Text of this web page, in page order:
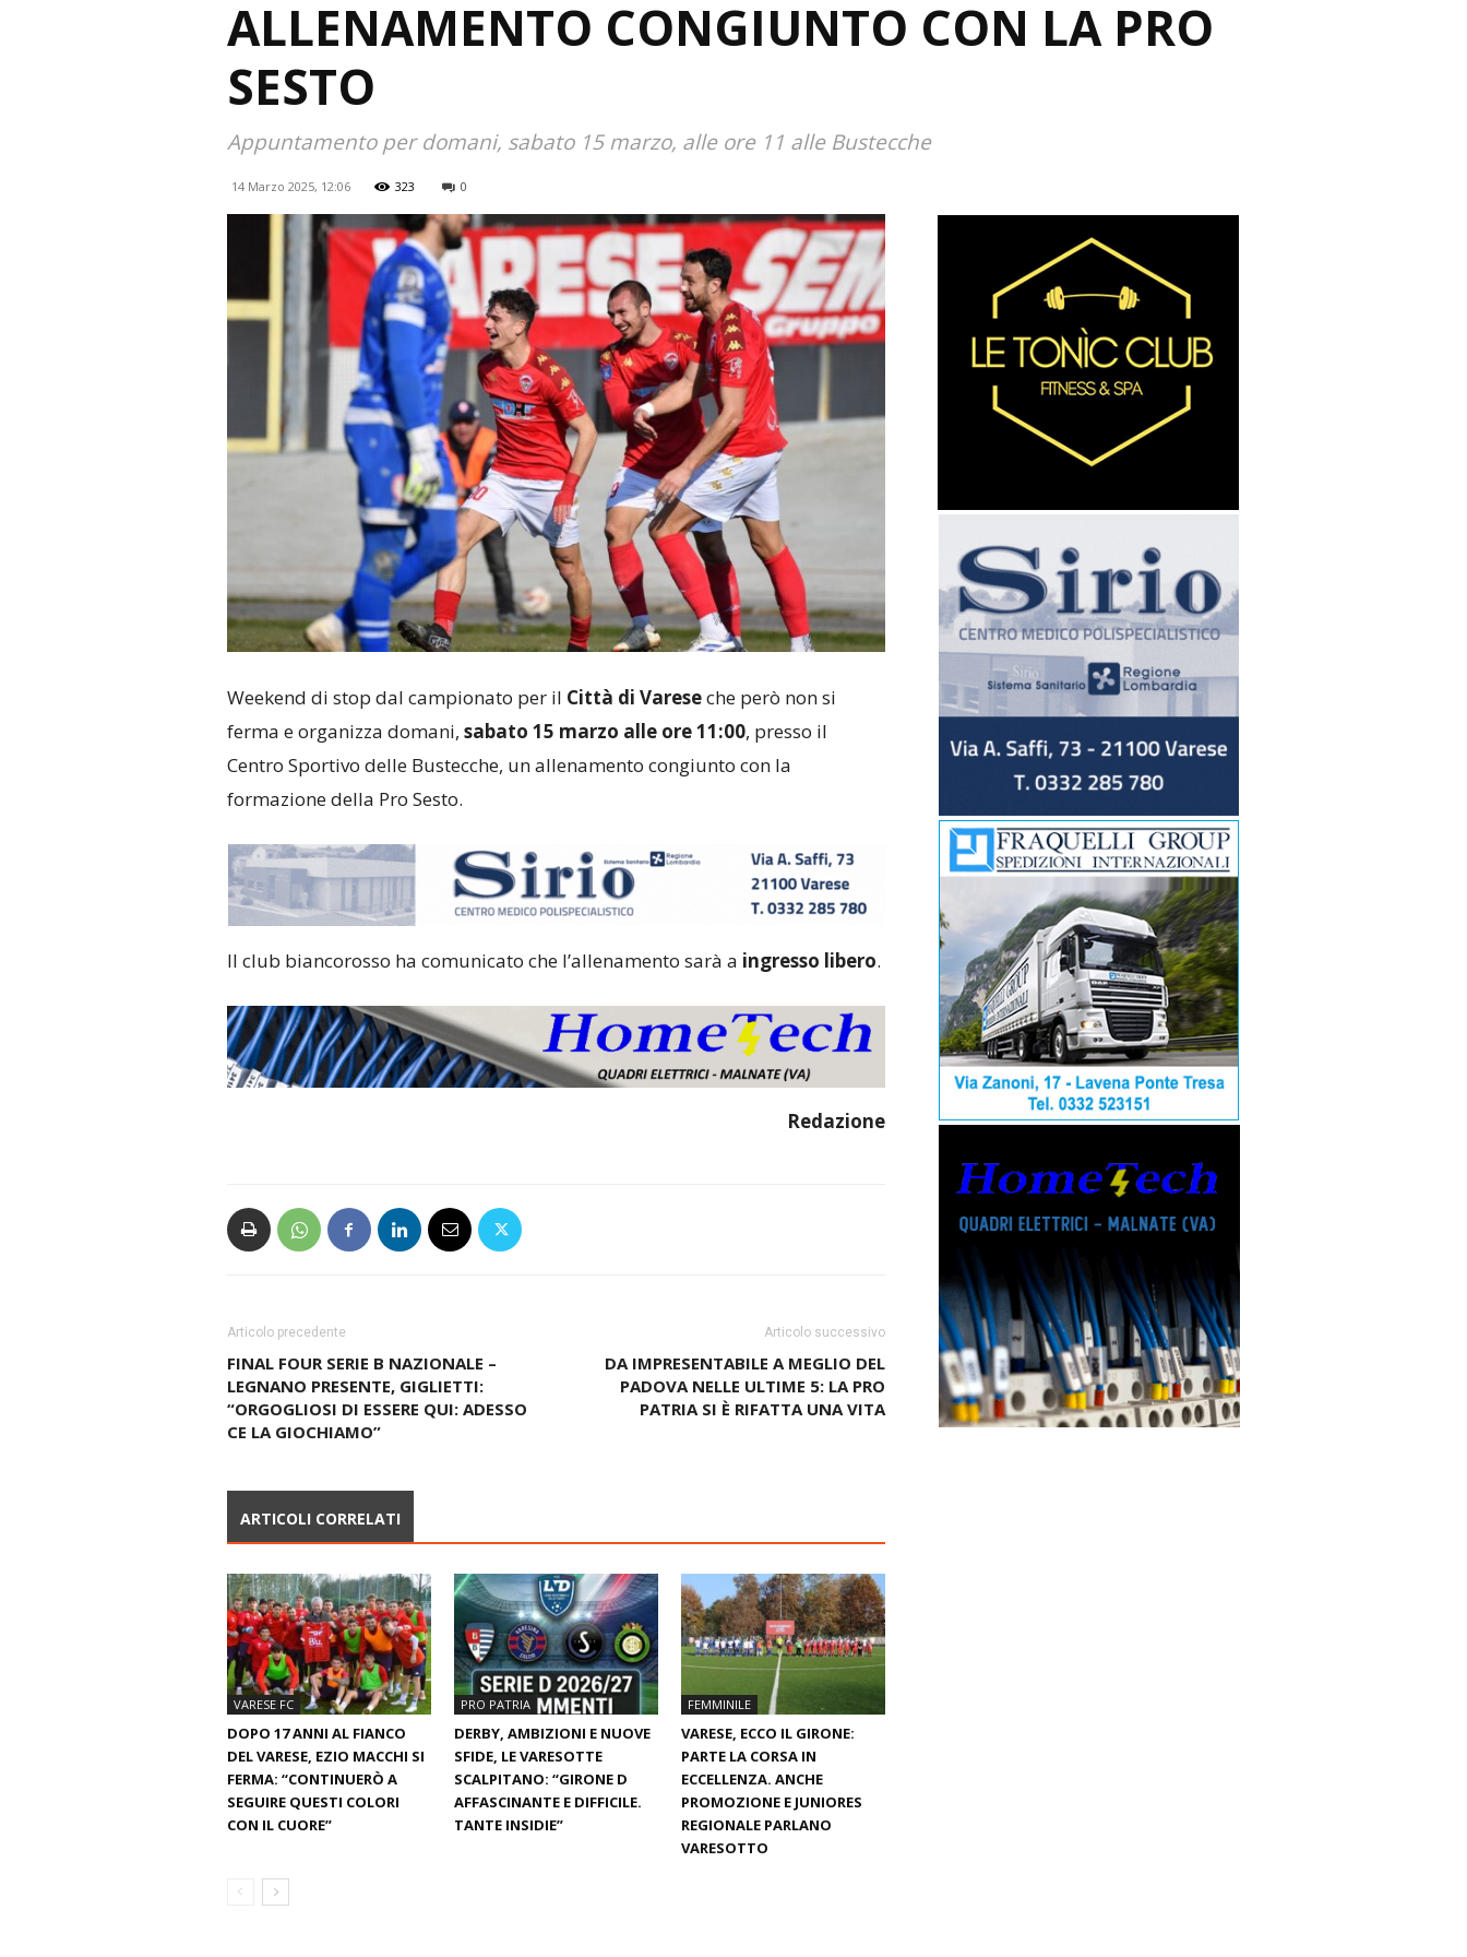
ALLENAMENTO CONGIUNTO CON LA PRO
SESTO
Appuntamento per domani, sabato 15 marzo, alle ore 11 alle Bustecche
14 Marzo 2025, 12:06 323 0
Weekend di stop dal campionato per il Città di Vareseche però non si
ferma e organizza domani, sabato 15 marzo alle ore 11:00, presso il
Centro Sportivo delle Bustecche, un allenamento congiunto con la
formazione della Pro Sesto.
Il club biancorosso ha comunicato che l’allenamento sarà a ingresso libero.
Redazione
Articolo precedente
FINAL FOUR SERIE B NAZIONALE –
LEGNANO PRESENTE, GIGLIETTI:
“ORGOGLIOSI DI ESSERE QUI: ADESSO
CE LA GIOCHIAMO”
Articolo successivo
DA IMPRESENTABILE A MEGLIO DEL
PADOVA NELLE ULTIME 5: LA PRO
PATRIA SI È RIFATTA UNA VITA
ARTICOLI CORRELATI
VARESE FC
DOPO 17 ANNI AL FIANCO
DEL VARESE, EZIO MACCHI SI
FERMA: “CONTINUERÒ A
SEGUIRE QUESTI COLORI
CON IL CUORE”
PRO PATRIA
DERBY, AMBIZIONI E NUOVE
SFIDE, LE VARESOTTE
SCALPITANO: “GIRONE D
AFFASCINANTE E DIFFICILE.
TANTE INSIDIE”
FEMMINILE
VARESE, ECCO IL GIRONE:
PARTE LA CORSA IN
ECCELLENZA. ANCHE
PROMOZIONE E JUNIORES
REGIONALE PARLANO
VARESOTTO